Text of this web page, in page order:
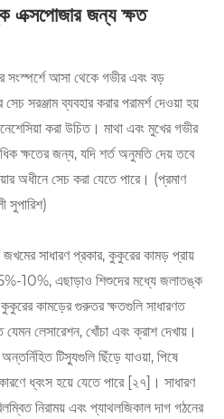
এক্সপোজার জন্য ক্ষত
সংস্পর্শে আসা থেকে গভীর এবং বড়
সরঞ্জাম ব্যবহার করার পরামর্শ দেওয়া হয়
করা উচিত। মাথা এবং মুখের গভীর
ক্ষতের জন্য, যদি শর্ত অনুমতি দেয় তবে
অধীনে সেচ করা যেতে পারে। (প্রমাণ
সুপারিশ)
সাধারণ প্রকার, কুকুরের কামড় প্রায়
10%, এছাড়াও শিশুদের মধ্যে জলাতঙ্ক
কামড়ের গুরুতর ক্ষতগুলি সাধারণত
লেসারেশন, খোঁচা এবং ক্রাশ দেখায়।
টিস্যুগুলি ছিঁড়ে যাওয়া, পিষে
ধ্বংস হয়ে যেতে পারে [২৭]। সাধারণ
নিরাময় এবং প্যাথলজিকাল দাগ গঠনের